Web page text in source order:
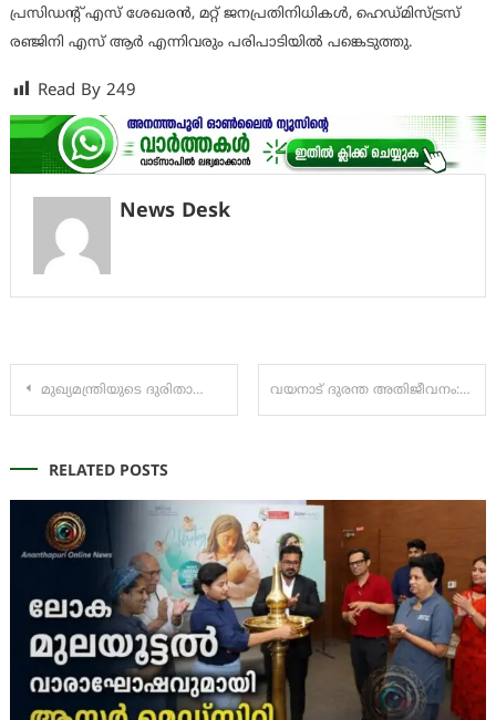
പ്രസിഡന്റ് എസ് ശേഖരൻ, മറ്റ് ജനപ്രതിനിധികൾ, ഹെഡ്മിസ്ട്രസ്
രഞ്ജിനി എസ് ആർ എന്നിവരും പരിപാടിയിൽ പങ്കെടുത്തു.
Read By 249
News Desk
Post
മുഖ്യമന്ത്രിയുടെ ദുരിതാശ്വാസ നിധിയിലേക്ക് ഇതുവരെ ലഭിച്ച സംഭാവനകള്‍ വയനാട് ദുരന്ത അതിജീവനം: മാനസികാരോഗ്യം ഉറപ്പിക്കാന്‍ 121 അംഗ ടീം
RELATED POSTS